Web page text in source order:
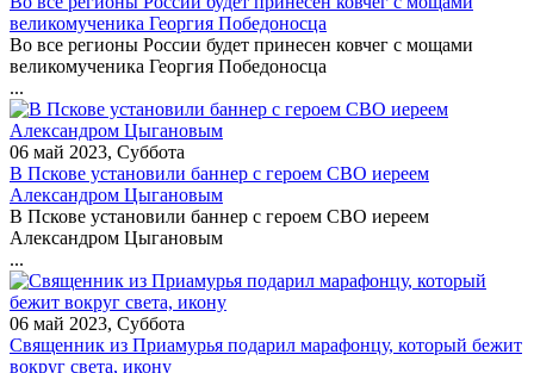
великомученика Георгия Победоносца
Во все регионы России будет принесен ковчег с мощами
великомученика Георгия Победоносца
...
06 май 2023, Суббота
В Пскове установили баннер с героем СВО иереем
Александром Цыгановым
В Пскове установили баннер с героем СВО иереем
Александром Цыгановым
...
06 май 2023, Суббота
Священник из Приамурья подарил марафонцу, который бежит
вокруг света, икону